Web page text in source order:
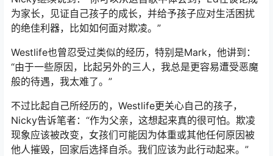
为家长，见证自己孩子的成长，并给予孩子应对生活困扰
的绝佳利器，比如如何面对欺凌。”
Westlife也曾忍受过类似的经历，特别是Mark，他讲到：
“由于一些原因，比起另外的三人，我总是更容易遭受恶魔
般的待遇，我太难了。”
不过比起自己所经历的，Westlife更关心自己的孩子，
Nicky告诉笔者：“作为父亲，这想起来真的很可怕。欺凌
现象应该被改变，女孩们可能因为体重或其他任何原因被
他人摧毁，回家后选择自杀。我们应该为此行动起来。”